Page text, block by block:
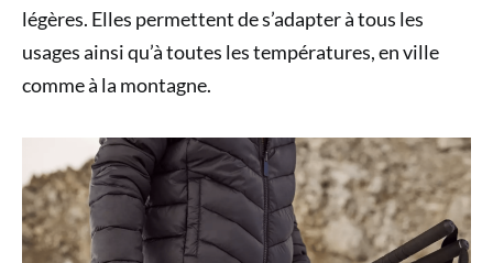
légères. Elles permettent de s’adapter à tous les
usages ainsi qu’à toutes les températures, en ville
comme à la montagne.